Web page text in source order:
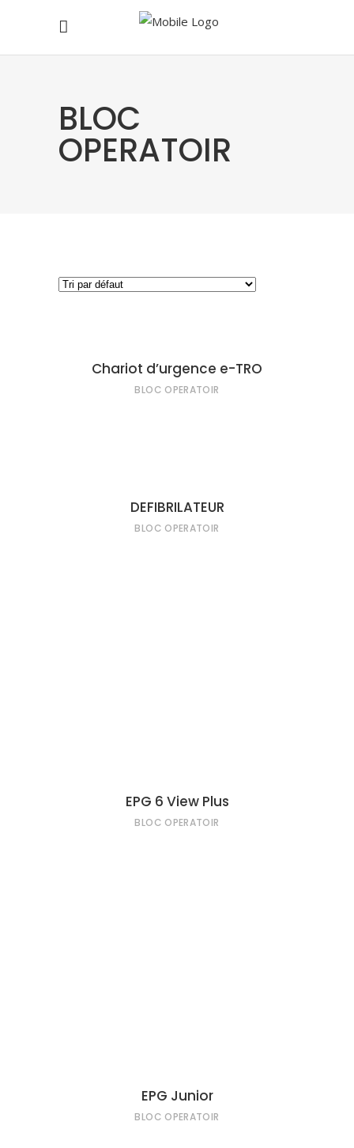
BLOC
OPERATOIR
LIRE LA SUITE
Chariot d’urgence e-TRO
BLOC OPERATOIR
LIRE LA SUITE
DEFIBRILATEUR
BLOC OPERATOIR
EPG 6 View Plus
BLOC OPERATOIR
EPG Junior
BLOC OPERATOIR